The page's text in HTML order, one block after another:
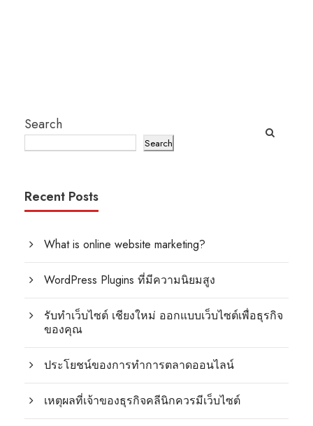
Search
Search
Recent Posts
What is online website marketing?
WordPress Plugins ที่มีความนิยมสูง
รับทำเว็บไซต์ เชียงใหม่ ออกแบบเว็บไซต์เพื่อธุรกิจ
ของคุณ
ประโยชน์ของการทำการตลาดออนไลน์
เหตุผลที่เจ้าของธุรกิจคลีนิกควรมีเว็บไซต์